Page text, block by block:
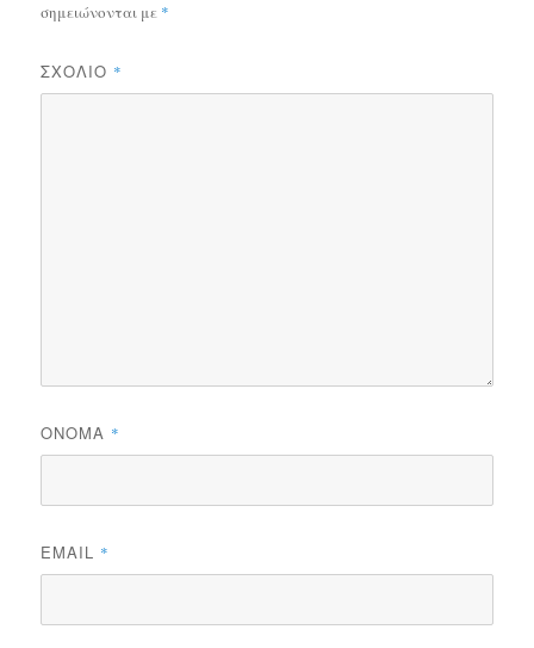
σημειώνονται με *
ΣΧΌΛΙΟ *
ΌΝΟΜΑ *
EMAIL *